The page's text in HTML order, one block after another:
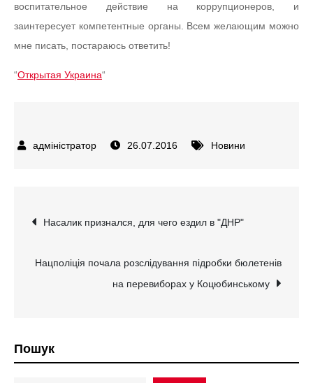
воспитательное действие на коррупционеров, и
заинтересует компетентные органы. Всем желающим можно
мне писать, постараюсь ответить!
“Открытая Украина“
26.07.2016 Новини
Навігація
записів
Насалик признался, для чего ездил в "ДНР"
Нацполіція почала розслідування підробки бюлетенів
на перевиборах у Коцюбинському
Пошук